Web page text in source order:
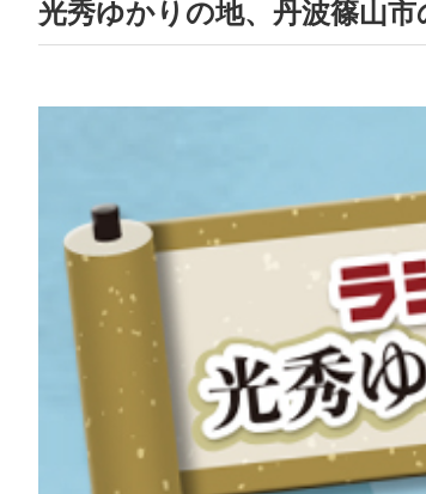
光秀ゆかりの地、丹波篠山